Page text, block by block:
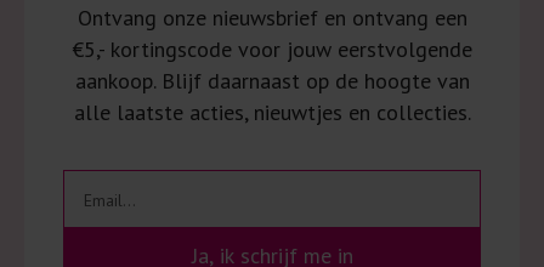
Ontvang onze nieuwsbrief en ontvang een
€5,- kortingscode voor jouw eerstvolgende
aankoop. Blijf daarnaast op de hoogte van
alle laatste acties, nieuwtjes en collecties.
Ja, ik schrijf me in